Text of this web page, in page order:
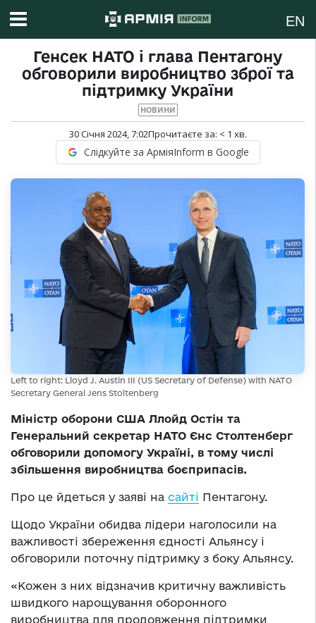
EN
Генсек НАТО і глава Пентагону
обговорили виробництво зброї та
підтримку України
НОВИНИ
30 Січня 2024, 7:02Прочитаєте за: < 1 хв.
Слідкуйте за АрміяInform в Google
Left to right: Lloyd J. Austin III (US Secretary of Defense) with NATO
Secretary General Jens Stoltenberg
Міністр оборони США Ллойд Остін та
Генеральний секретар НАТО Єнс Столтенберг
обговорили допомогу Україні, в тому числі
збільшення виробництва боєприпасів.
Про це йдеться у заяві на сайті Пентагону.
Щодо України обидва лідери наголосили на
важливості збереження єдності Альянсу і
обговорили поточну підтримку з боку Альянсу.
«Кожен з них відзначив критичну важливість
швидкого нарощування оборонного
виробництва для продовження підтримки